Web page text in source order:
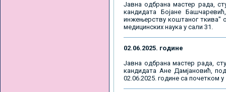
Јавна одбрана мастер рада,
кандидата Бојане
инжењерству коштаног ткива"
медицинских наука у сали 31.
02.06.2025. године
Јавна одбрана мастер рада,
кандидата Ане Дамјановић,
02.06.2025. године са почетком